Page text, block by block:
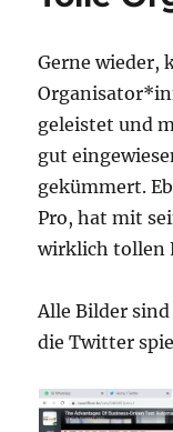
Gerne wieder,
geleistet und
gut
gekümmert.
Pro, hat mit
wirklich tollen
Alle Bilder
die Twitter